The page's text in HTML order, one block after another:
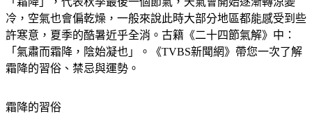
許寒意，夏季的酷暑近乎全消。古籍《二十四節氣解》中：
「氣肅而霜降，陰始凝也」。《TVBS新聞網》帶您一次了解
霜降的習俗、禁忌與運勢。